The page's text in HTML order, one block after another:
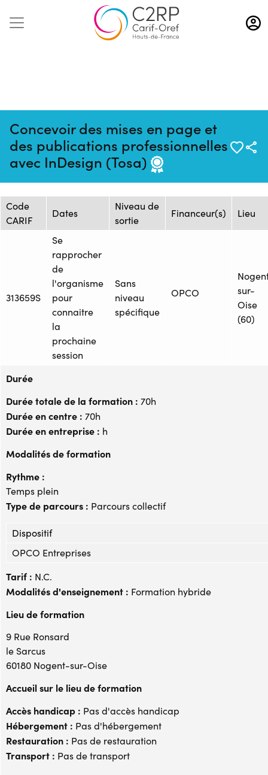
Aller
au
contenu
Concevoir des mises en page et
des publications professionnelles
avec InDesign (Tosa)
Mise à jour :
31/03/2026
Formation :
2461702F
Source : HUB
FORMATION
Session de formation
Code
CARIF
Dates
Niveau de
sortie
Financeur(s) Lieu
313659S
Se
rapprocher
de
l'organisme
pour
connaitre
la
prochaine
session
Sans
niveau
spécifique
OPCO
sur-
Oise
(60)
Durée
Durée totale de la formation : 70h
Durée en centre : 70h
Durée en entreprise : h
Modalités de formation
Rythme :
Temps plein
Type de parcours : Parcours collectif
Dispositif
OPCO Entreprises
Tarif : N.C.
Modalités d'enseignement : Formation hybride
Lieu de formation
9 Rue Ronsard
le Sarcus
60180 Nogent-sur-Oise
Accueil sur le lieu de formation
Accès handicap : Pas d'accès handicap
Hébergement : Pas d'hébergement
Restauration : Pas de restauration
Transport : Pas de transport